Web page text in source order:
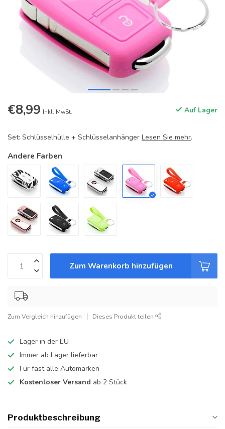
€8,99 Inkl. MwSt. Auf Lager
Set: Schlüsselhülle + Schlüsselanhänger Lesen Sie mehr.
Andere Farben
Zum Warenkorb hinzufügen
Zum Vergleich hinzufügen Dieses Produkt teilen
Lager in der EU
Immer ab Lager lieferbar
Für fast alle Automarken
Kostenloser Versand ab 2 Stück
Produktbeschreibung